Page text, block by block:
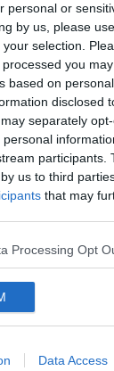
personal or
by us, please
selection.
you
based on
disclosed
separately
us to third
that may
Processing Opt
Data Access
in via
via dei
Bentaccordi e
compreso tra
nel tratto
Croce; via
Croce e via
nel tratto
Piero
15 alle 20,
Magliabechi, nel
Tintori; borgo
dell’Anguillara,
Santa Croce;
delle Stinche e
compreso tra
Da Verrazzano
Croce; largo